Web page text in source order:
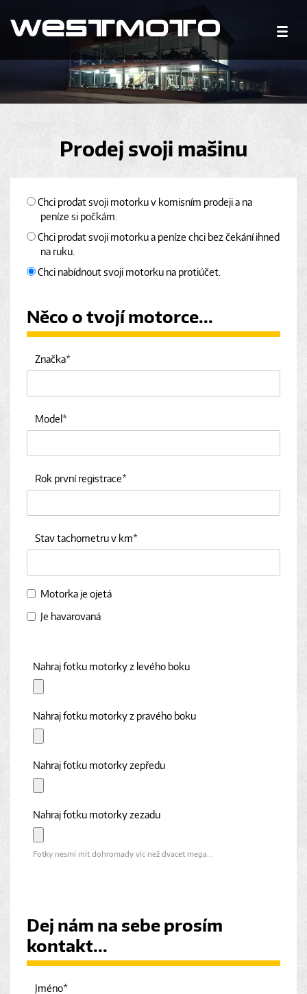
Prodej svoji mašinu
Chci prodat svoji motorku v komisním prodeji a na
peníze si počkám.
Chci prodat svoji motorku a peníze chci bez čekání ihned
na ruku.
Chci nabídnout svoji motorku na protiúčet.
Něco o tvojí motorce...
Značka
Model
Rok první registrace
Stav tachometru v km
Motorka je ojetá
Je havarovaná
Nahraj fotku motorky z levého boku
Nahraj fotku motorky z pravého boku
Nahraj fotku motorky zepředu
Nahraj fotku motorky zezadu
Fotky nesmí mít dohromady víc než dvacet mega...
Dej nám na sebe prosím
kontakt...
Jméno